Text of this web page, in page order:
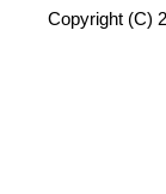
Copyright (C)